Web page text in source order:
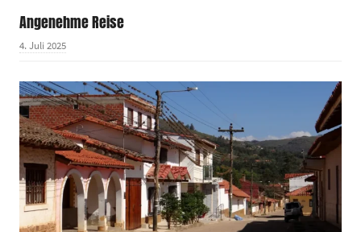
Angenehme Reise
4. Juli 2025